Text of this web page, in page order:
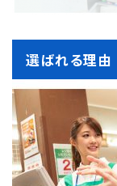
選ばれる理由